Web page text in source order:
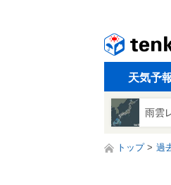
天気予
雨雲
トップ 過